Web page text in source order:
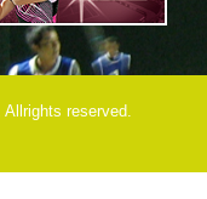
reserved.